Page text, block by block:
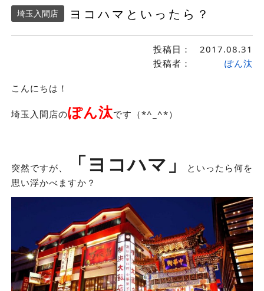
埼玉入間店 ヨコハマといったら？
投稿日：
2017.08.31
投稿者：
ぽん汰
こんにちは！
埼玉入間店のぽん汰です（*^_^*）
突然ですが、 「ヨコハマ」
といったら何を
思い浮かべますか？